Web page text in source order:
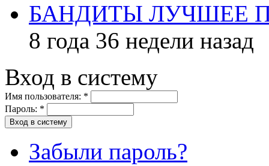
БАНДИТЫ ЛУЧШЕЕ
8 года 36 недели назад
Вход в систему
Имя пользователя: *
Пароль: *
Забыли пароль?